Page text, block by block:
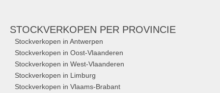
STOCKVERKOPEN PER PROVINCIE
Stockverkopen in Antwerpen
Stockverkopen in Oost-Vlaanderen
Stockverkopen in West-Vlaanderen
Stockverkopen in Limburg
Stockverkopen in Vlaams-Brabant